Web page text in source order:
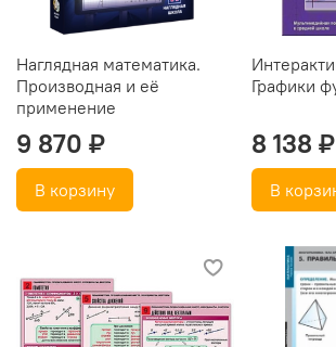
Наглядная математика.
Производная и её
применение
9 870 ₽
В корзину
Графики
8 138 ₽
В